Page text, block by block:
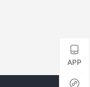
APP